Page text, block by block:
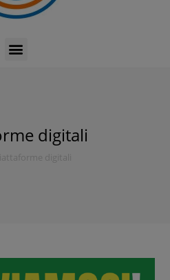
digitali
digitali